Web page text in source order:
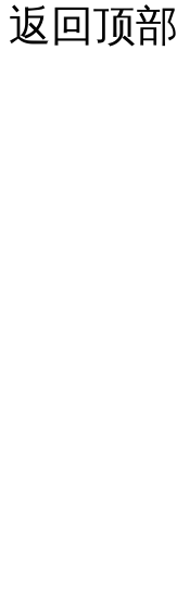
返回顶部